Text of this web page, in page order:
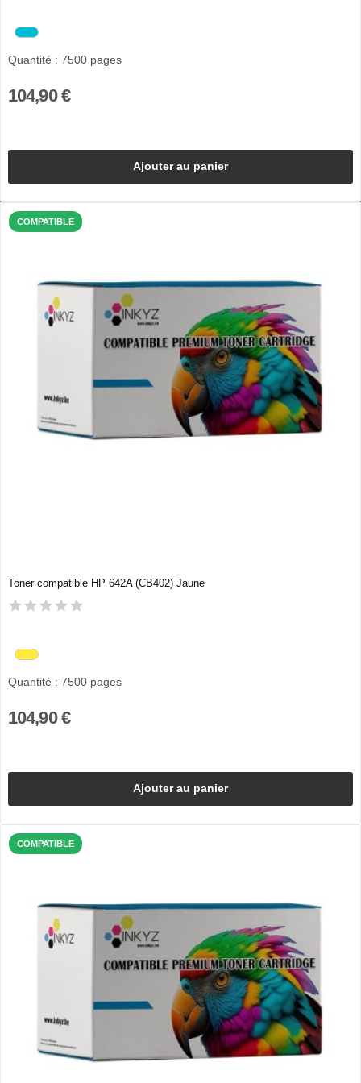
Quantité : 7500 pages
104,90 €
Ajouter au panier
COMPATIBLE
Toner compatible HP 642A (CB402) Jaune
Quantité : 7500 pages
104,90 €
Ajouter au panier
COMPATIBLE